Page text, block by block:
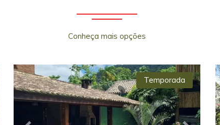
Conheça mais opções
Temporada